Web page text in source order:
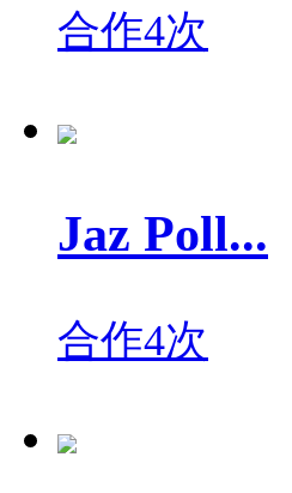
合作4次
Jaz Poll...
合作4次